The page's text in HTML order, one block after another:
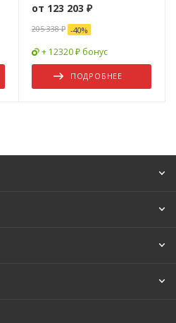
от 123 203 ₽
205 338 ₽ -40%
+ 12320 ₽ бонус
ПОДРОБНЕЕ